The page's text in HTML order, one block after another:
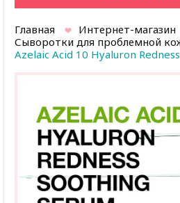
Главная Интернет-магазин
Сыворотки для проблемной
Azelaic Acid 10 Hyaluron